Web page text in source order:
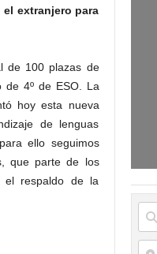
extranjero para
de 100 plazas de
de 4º de ESO. La
hoy esta nueva
de lenguas
ello seguimos
que parte de los
el respaldo de la